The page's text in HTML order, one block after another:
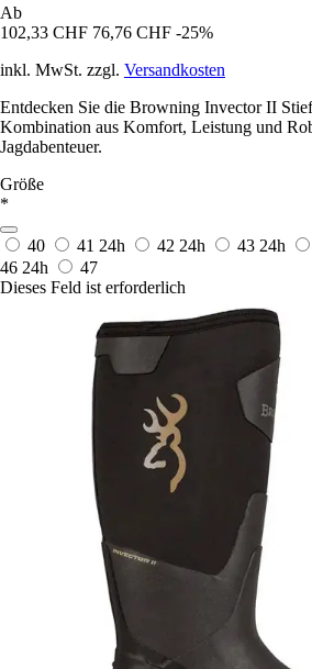
Ab
102,33 CHF 76,76 CHF -25%
inkl. MwSt. zzgl. Versandkosten
Entdecken Sie die Browning Invector II
Kombination aus Komfort, Leistung und
Jagdabenteuer.
Größe
*
40 41 24h 42 24h 43 24h
46 24h
47
Dieses Feld ist erforderlich